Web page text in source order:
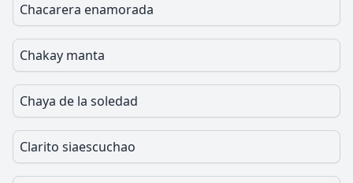
Chacarera enamorada
Chakay manta
Chaya de la soledad
Clarito siaescuchao